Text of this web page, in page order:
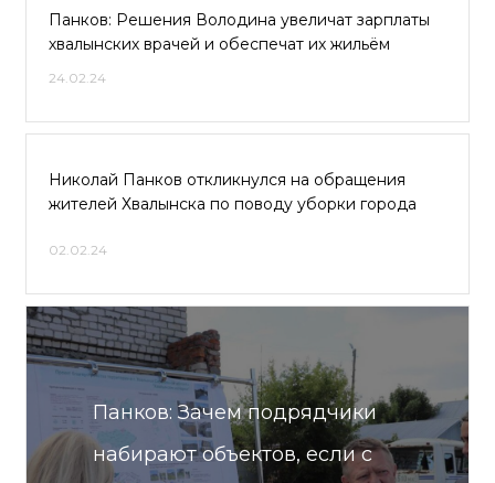
Панков: Решения Володина увеличат зарплаты
хвалынских врачей и обеспечат их жильём
24.02.24
Николай Панков откликнулся на обращения
жителей Хвалынска по поводу уборки города
02.02.24
Панков: Зачем подрядчики
набирают объектов, если с